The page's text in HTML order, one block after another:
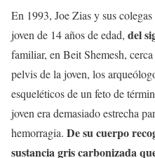
En 1993, Joe Zias y sus
joven de 14 años de edad, del
familiar, en Beit Shemesh,
pelvis de la joven, los
esqueléticos de un feto de
joven era demasiado estrecha
hemorragia. De su cuerpo
sustancia gris carbonizada